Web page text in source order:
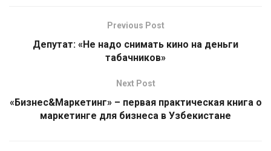
Previous Post
Депутат: «Не надо снимать кино на деньги
табачников»
Next Post
«Бизнес&Маркетинг» – первая практическая книга о
маркетинге для бизнеса в Узбекистане